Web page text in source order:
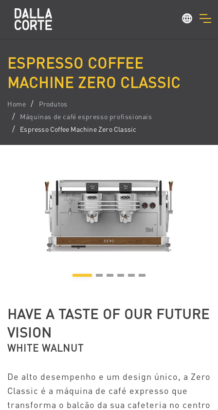
ESPRESSO COFFEE
MACHINE ZERO CLASSIC
Home
Produtos
Máquinas de café espresso profissionais
Espresso Coffee Machine Zero Classic
HAVE A TASTE OF OUR FUTURE
VISION
WHITE WALNUT
De alto desempenho e um design único, a Zero
Classic é a máquina de café expresso que
transforma o balcão da sua cafeteria no centro